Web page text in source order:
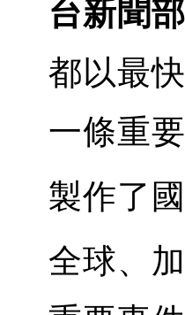
台新聞部
都以最
一條重
製作了
全球、